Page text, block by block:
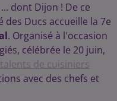
dont Dijon ! De ce
des Ducs accueille la 7e
. Organisé à l'occasion
célébrée le 20 juin,
talents de cuisiniers
avec des chefs et